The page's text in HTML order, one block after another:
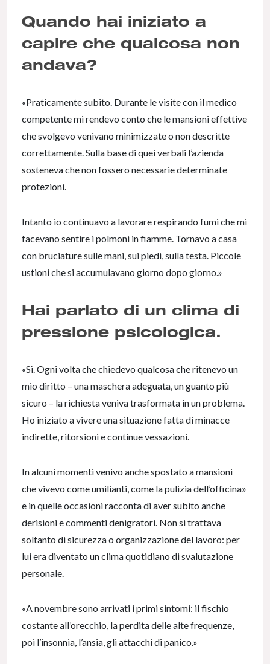
Quando hai iniziato a
capire che qualcosa non
andava?
«Praticamente subito. Durante le visite con il medico
competente mi rendevo conto che le mansioni effettive
che svolgevo venivano minimizzate o non descritte
correttamente. Sulla base di quei verbali l’azienda
sosteneva che non fossero necessarie determinate
protezioni.
Intanto io continuavo a lavorare respirando fumi che mi
facevano sentire i polmoni in fiamme. Tornavo a casa
con bruciature sulle mani, sui piedi, sulla testa. Piccole
ustioni che si accumulavano giorno dopo giorno.»
Hai parlato di un clima di
pressione psicologica.
«Sì. Ogni volta che chiedevo qualcosa che ritenevo un
mio diritto – una maschera adeguata, un guanto più
sicuro – la richiesta veniva trasformata in un problema.
Ho iniziato a vivere una situazione fatta di minacce
indirette, ritorsioni e continue vessazioni.
In alcuni momenti venivo anche spostato a mansioni
che vivevo come umilianti, come la pulizia dell’officina»
e in quelle occasioni racconta di aver subito anche
derisioni e commenti denigratori. Non si trattava
soltanto di sicurezza o organizzazione del lavoro: per
lui era diventato un clima quotidiano di svalutazione
personale.
«A novembre sono arrivati i primi sintomi: il fischio
costante all’orecchio, la perdita delle alte frequenze,
poi l’insonnia, l’ansia, gli attacchi di panico.»